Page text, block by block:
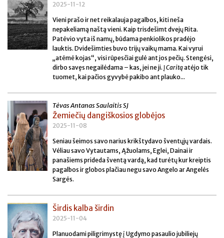
2025-11-12
Vieni prašo ir net reikalauja pagalbos, kiti neša
nepakeliamą naštą vieni. Kaip trisdešimt dvejų Rita.
Patėvio vyta iš namų, būdama penkiolikos pradėjo
lauktis. Dvidešimties buvo trijų vaikų mama. Kai vyrui
„atėmė kojas“, visi rūpesčiai gulė ant jos pečių. Stengėsi,
dirbo savęs negailėdama – kas, jei ne ji. ĮCaritąatėjo tik
tuomet, kai pačios gyvybė pakibo ant plauko...
Tėvas Antanas Saulaitis SJ
Žemiečių dangiškosios globėjos
2025-11-08
Seniau šeimos savo narius krikštydavo šventųjų vardais.
Vėliau savo Vytautams, Ąžuolams, Eglei, Dainai ir
panašiems prideda šventą vardą, kad turėtų kur kreiptis
pagalbos ir globos plačiau negu savo Angelo ar Angelės
Sargės.
Širdis kalba širdin
2025-11-04
Planuodami piligrimystę į Ugdymo pasaulio jubiliejų